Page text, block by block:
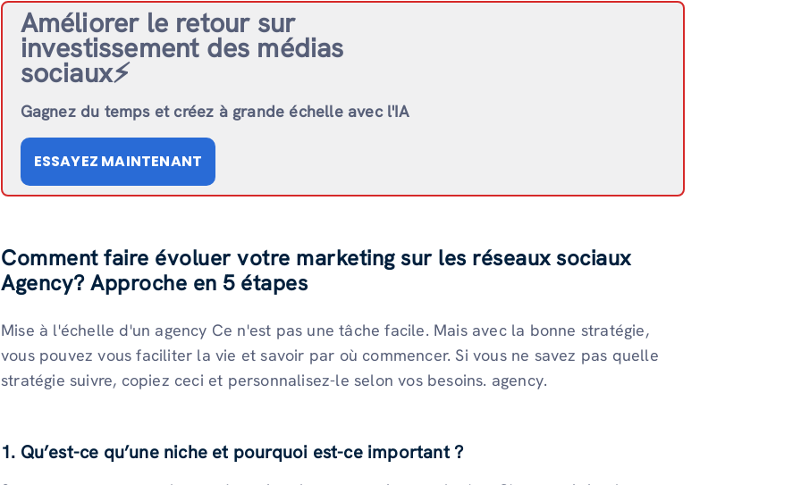
Améliorer le retour sur
investissement des médias
sociaux⚡️
Gagnez du temps et créez à grande échelle avec l'IA
ESSAYEZ MAINTENANT
Comment faire évoluer votre marketing sur les réseaux sociaux
Agency? Approche en 5 étapes
Mise à l'échelle d'un agency Ce n'est pas une tâche facile. Mais avec la bonne stratégie,
vous pouvez vous faciliter la vie et savoir par où commencer. Si vous ne savez pas quelle
stratégie suivre, copiez ceci et personnalisez-le selon vos besoins. agency.
1. Qu’est-ce qu’une niche et pourquoi est-ce important ?